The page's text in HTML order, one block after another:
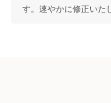
す。速やかに修正いた